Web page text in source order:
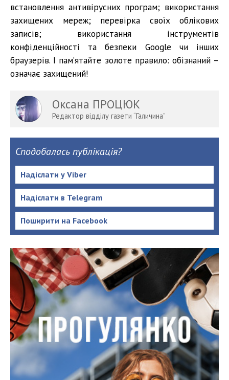
встановлення антивірусних програм; використання
захищених мереж; перевірка своїх облікових
записів; використання інструментів
конфіденційності та безпеки Google чи інших
браузерів. І пам’ятайте золоте правило: обізнаний –
означає захищений!
Оксана ПРОЦЮК
Редактор відділу газети “Галичина”
Сподобалась публікація?
Надіслати у Viber
Надіслати в Telegram
Поширити на Facebook